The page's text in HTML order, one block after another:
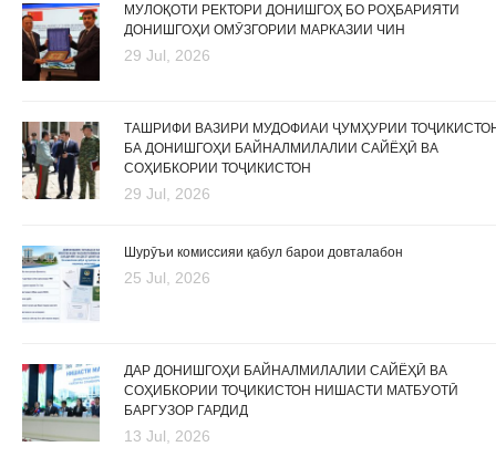
МУЛОҚОТИ РЕКТОРИ ДОНИШГОҲ БО РОҲБАРИЯТИ
ДОНИШГОҲИ ОМӮЗГОРИИ МАРКАЗИИ ЧИН
29 Jul, 2026
ТАШРИФИ ВАЗИРИ МУДОФИАИ ҶУМҲУРИИ
БА ДОНИШГОҲИ БАЙНАЛМИЛАЛИИ САЙЁҲӢ ВА
СОҲИБКОРИИ ТОҶИКИСТОН
29 Jul, 2026
Шурӯъи комиссияи қабул барои довталабон
25 Jul, 2026
ДАР ДОНИШГОҲИ БАЙНАЛМИЛАЛИИ САЙЁҲӢ ВА
СОҲИБКОРИИ ТОҶИКИСТОН НИШАСТИ МАТБУОТӢ
БАРГУЗОР ГАРДИД
13 Jul, 2026